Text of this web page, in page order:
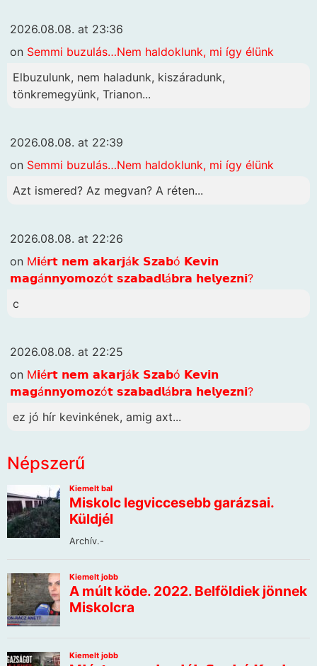
2026.08.08. at 23:36
on Semmi buzulás…Nem haldoklunk, mi így élünk
Elbuzulunk, nem haladunk, kiszáradunk,
tönkremegyünk, Trianon...
2026.08.08. at 22:39
on Semmi buzulás…Nem haldoklunk, mi így élünk
Azt ismered? Az megvan? A réten...
2026.08.08. at 22:26
on M𝗶é𝗿𝘁 𝗻𝗲𝗺 𝗮𝗸𝗮𝗿𝗷á𝗸 𝗦𝘇𝗮𝗯ó 𝗞𝗲𝘃𝗶𝗻
𝗺𝗮𝗴á𝗻𝗻𝘆𝗼𝗺𝗼𝘇ó𝘁 𝘀𝘇𝗮𝗯𝗮𝗱𝗹á𝗯𝗿𝗮 𝗵𝗲𝗹𝘆𝗲𝘇𝗻𝗶?
c
2026.08.08. at 22:25
on M𝗶é𝗿𝘁 𝗻𝗲𝗺 𝗮𝗸𝗮𝗿𝗷á𝗸 𝗦𝘇𝗮𝗯ó 𝗞𝗲𝘃𝗶𝗻
𝗺𝗮𝗴á𝗻𝗻𝘆𝗼𝗺𝗼𝘇ó𝘁 𝘀𝘇𝗮𝗯𝗮𝗱𝗹á𝗯𝗿𝗮 𝗵𝗲𝗹𝘆𝗲𝘇𝗻𝗶?
ez jó hír kevinkének, amig axt...
Népszerű